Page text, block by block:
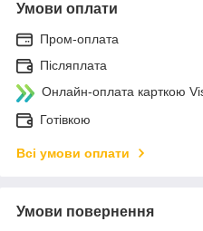
Умови оплати
Пром-оплата
Післяплата
Онлайн-оплата карткою
Готівкою
Всі умови оплати
Умови повернення